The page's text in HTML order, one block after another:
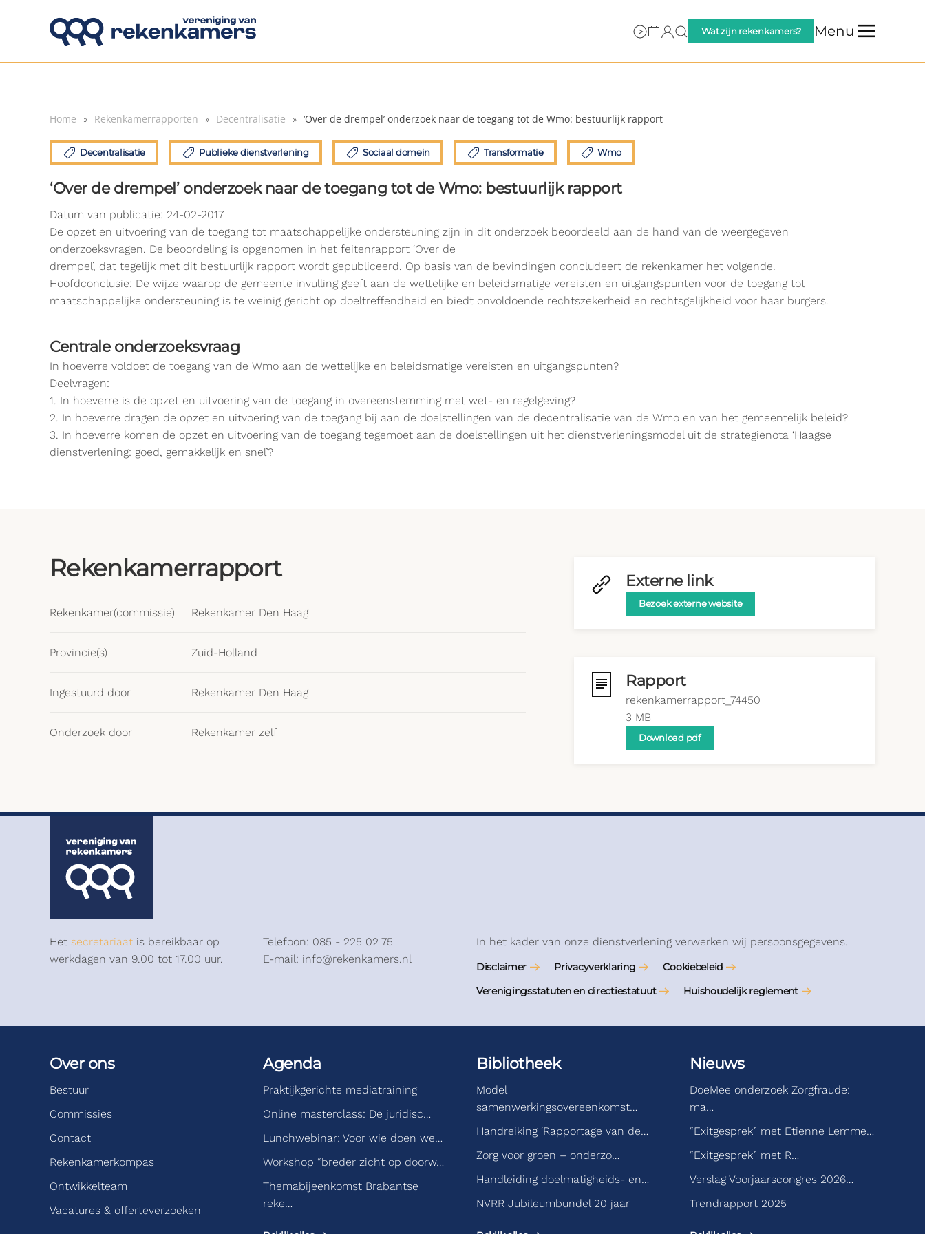
Overslaan en naar de inhoud gaan
Wat zijn rekenkamers? Menu
Home Rekenkamerrapporten Decentralisatie ‘Over de drempel’ onderzoek naar de toegang tot de Wmo: bestuurlijk rapport
Decentralisatie Publieke dienstverlening Sociaal domein Transformatie Wmo
‘Over de drempel’ onderzoek naar de toegang tot de Wmo: bestuurlijk rapport
Datum van publicatie: 24-02-2017
De opzet en uitvoering van de toegang tot maatschappelijke ondersteuning zijn in dit onderzoek beoordeeld aan de hand van de weergegeven
onderzoeksvragen. De beoordeling is opgenomen in het feitenrapport ‘Over de
drempel’, dat tegelijk met dit bestuurlijk rapport wordt gepubliceerd. Op basis van de bevindingen concludeert de rekenkamer het volgende.
Hoofdconclusie: De wijze waarop de gemeente invulling geeft aan de wettelijke en beleidsmatige vereisten en uitgangspunten voor de toegang tot
maatschappelijke ondersteuning is te weinig gericht op doeltreffendheid en biedt onvoldoende rechtszekerheid en rechtsgelijkheid voor haar burgers.
Centrale onderzoeksvraag
In hoeverre voldoet de toegang van de Wmo aan de wettelijke en beleidsmatige vereisten en uitgangspunten?
Deelvragen:
1. In hoeverre is de opzet en uitvoering van de toegang in overeenstemming met wet- en regelgeving?
2. In hoeverre dragen de opzet en uitvoering van de toegang bij aan de doelstellingen van de decentralisatie van de Wmo en van het gemeentelijk beleid?
3. In hoeverre komen de opzet en uitvoering van de toegang tegemoet aan de doelstellingen uit het dienstverleningsmodel uit de strategienota ‘Haagse
dienstverlening: goed, gemakkelijk en snel’?
Rekenkamerrapport
Rekenkamer(commissie) Rekenkamer Den Haag
Provincie(s) Zuid-Holland
Ingestuurd door Rekenkamer Den Haag
Onderzoek door Rekenkamer zelf
Externe link
Bezoek externe website
Rapport
rekenkamerrapport_74450
3 MB
Download pdf
Het secretariaat is bereikbaar op
werkdagen van 9.00 tot 17.00 uur.
Telefoon: 085 - 225 02 75
E-mail: info@rekenkamers.nl
In het kader van onze dienstverlening verwerken wij persoonsgegevens.
Disclaimer Privacyverklaring
Cookiebeleid
Verenigingsstatuten en directiestatuut
Huishoudelijk reglement
Over ons
Bestuur
Commissies
Contact
Rekenkamerkompas
Ontwikkelteam
Vacatures & offerteverzoeken
Agenda
Praktijkgerichte mediatraining
Online masterclass: De juridisc…
Lunchwebinar: Voor wie doen we…
Workshop “breder zicht op doorw…
Themabijeenkomst Brabantse
reke…
Bibliotheek
Model
samenwerkingsovereenkomst…
Handreiking ‘Rapportage van de…
Zorg voor groen – onderzo…
Handleiding doelmatigheids- en…
NVRR Jubileumbundel 20 jaar
Nieuws
DoeMee onderzoek Zorgfraude:
ma…
“Exitgesprek” met Etienne Lemme…
“Exitgesprek” met R…
Verslag Voorjaarscongres 2026…
Trendrapport 2025